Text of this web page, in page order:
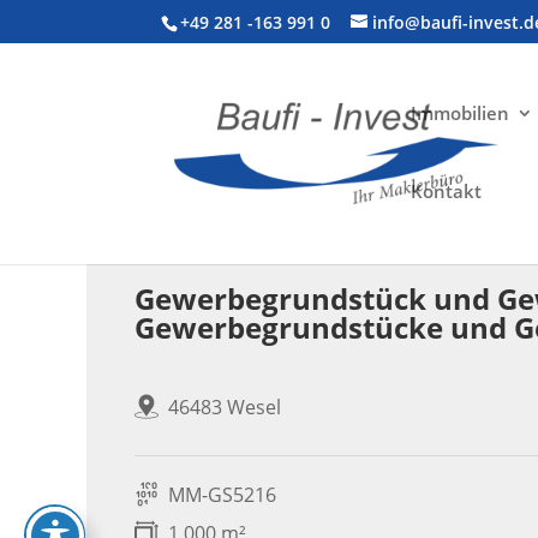
+49 281 -163 991 0 info@baufi-
Immobilien
Kontakt
Gewerbegrundstück und
Gewerbegrundstücke und
46483 Wesel
MM-GS5216
1.000 m²